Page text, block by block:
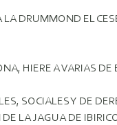
LA DRUMMOND EL
HIERE A VARIAS
SOCIALES Y DE
LA JAGUA DE